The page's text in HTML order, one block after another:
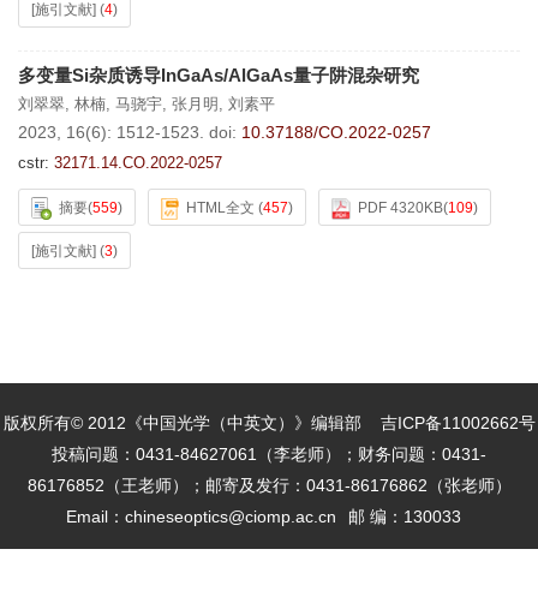
[施引文献] (4)
多变量Si杂质诱导InGaAs/AlGaAs量子阱混杂研究
刘翠翠, 林楠, 马骁宇, 张月明 , 刘素平
2023, 16(6): 1512-1523. doi: 10.37188/CO.2022-0257
cstr: 32171.14.CO.2022-0257
摘要(559) HTML全文 (457) PDF 4320KB(109)
[施引文献] (3)
版权所有© 2012《中国光学（中英文）》编辑部 吉ICP备11002662号
投稿问题：0431-84627061（李老师）；财务问题：0431-
86176852（王老师）；邮寄及发行：0431-86176862（张老师）
Email： chineseoptics@ciomp.ac.cn 邮 编：130033